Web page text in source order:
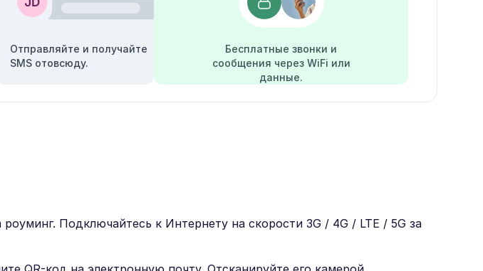
Отправляйте и получайте
SMS отовсюду.
Бесплатные звонки и
сообщения через WiFi или
данные.
Подключайтесь к Интернету на скорости 3G / 4G / LTE / 5G за